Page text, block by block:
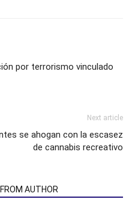
por terrorismo vinculado
Next article
se ahogan con la escasez
de cannabis recreativo
AUTHOR